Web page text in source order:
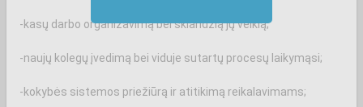
-kasų darbo organizavimą bei sklandžią jų veiklą;
-naujų kolegų įvedimą bei viduje sutartų procesų laikymąsi;
-kokybės sistemos priežiūrą ir atitikimą reikalavimams;